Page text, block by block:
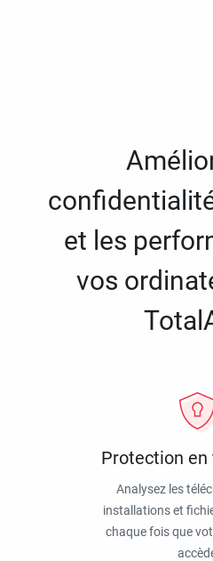
et les
vos
Protection
Analysez les
installations et
chaque fois que